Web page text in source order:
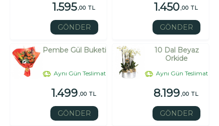
1.595,00 TL
GÖNDER
1.450,00 TL
GÖNDER
Pembe Gül Buketi
Aynı Gün Teslimat
1.499,00 TL
GÖNDER
10 Dal Beyaz
Orkide
Aynı Gün Teslimat
8.199,00 TL
GÖNDER